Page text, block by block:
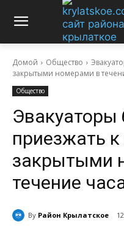
Домой Общество
закрытыми номерами в
Общество
Эвакуаторы
приезжать
закрытыми
течение
By Район Крылатское